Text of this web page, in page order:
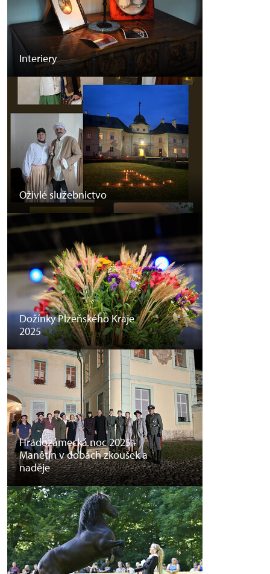
Interiery
Oživlé služebnictvo
Dožínky Plzeňského Kraje
2025
Hradozámecká noc 2025 -
Manětín v dobách zkoušek a
naděje